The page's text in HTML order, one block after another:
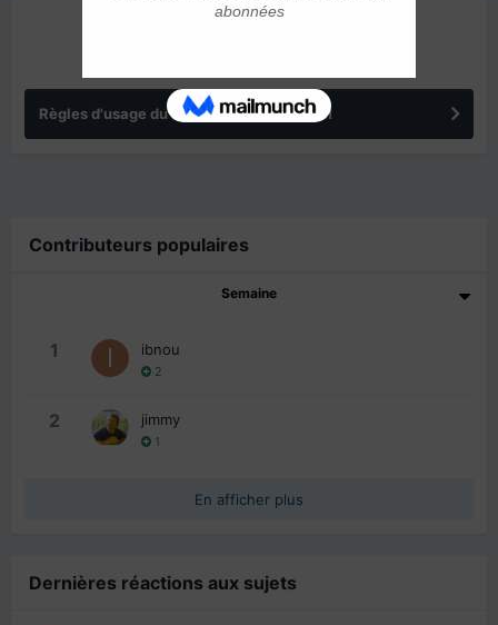
Règles d'usage du forum IMMIGRER.COM
Contributeurs populaires
Semaine
1 ibnou
2
2 jimmy
1
En afficher plus
Dernières réactions aux sujets